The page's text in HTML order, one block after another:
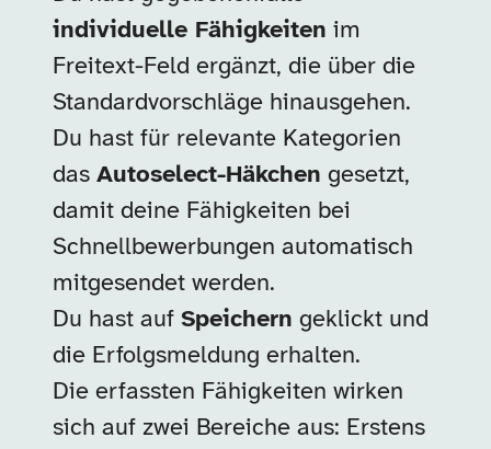
individuelle Fähigkeiten im
Freitext-Feld ergänzt, die über die
Standardvorschläge hinausgehen.
Du hast für relevante Kategorien
das Autoselect-Häkchen gesetzt,
damit deine Fähigkeiten bei
Schnellbewerbungen automatisch
mitgesendet werden.
Du hast auf Speichern geklickt und
die Erfolgsmeldung erhalten.
Die erfassten Fähigkeiten wirken
sich auf zwei Bereiche aus: Erstens